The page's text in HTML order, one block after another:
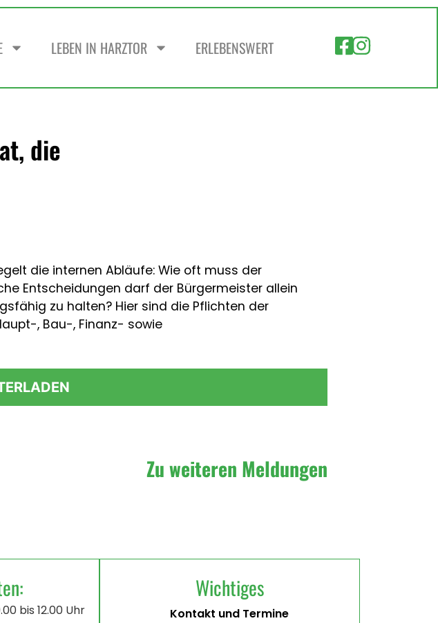
LEBEN IN HARZTOR ERLEBENSWERT
die
die internen Abläufe: Wie oft muss der
Entscheidungen darf der Bürgermeister allein
zu halten? Hier sind die Pflichten der
, Bau-, Finanz- sowie
Zu weiteren Meldungen
bis 12.00 Uhr
Wichtiges
Kontakt und Termine